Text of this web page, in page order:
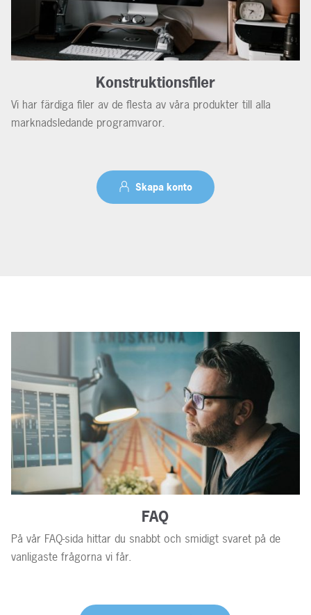
Konstruktionsfiler
Vi har färdiga filer av de flesta av våra produkter till alla
marknadsledande programvaror.
Skapa konto
FAQ
På vår FAQ-sida hittar du snabbt och smidigt svaret på de
vanligaste frågorna vi får.